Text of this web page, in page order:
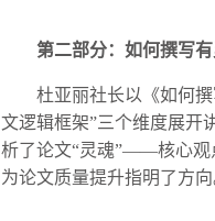
第二部分：如何撰写
杜亚丽社长以《如何
文逻辑框架”三个维度展开
析了论文“灵魂”——核心观
为论文质量提升指明了方向